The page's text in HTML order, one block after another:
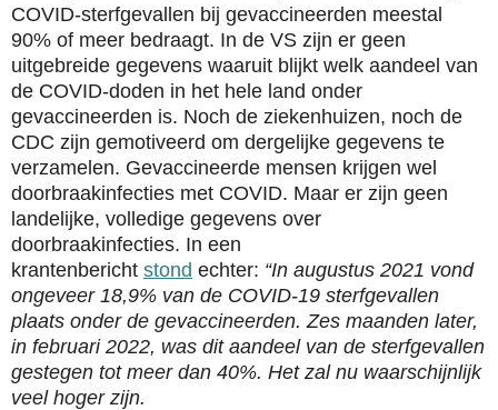
COVID-sterfgevallen bij gevaccineerden meestal
90% of meer bedraagt. In de VS zijn er geen
uitgebreide gegevens waaruit blijkt welk aandeel van
de COVID-doden in het hele land onder
gevaccineerden is. Noch de ziekenhuizen, noch de
CDC zijn gemotiveerd om dergelijke gegevens te
verzamelen. Gevaccineerde mensen krijgen wel
doorbraakinfecties met COVID. Maar er zijn geen
landelijke, volledige gegevens over
doorbraakinfecties. In een
krantenbericht stond echter: “In augustus 2021 vond
ongeveer 18,9% van de COVID-19 sterfgevallen
plaats onder de gevaccineerden. Zes maanden later,
in februari 2022, was dit aandeel van de sterfgevallen
gestegen tot meer dan 40%. Het zal nu waarschijnlijk
veel hoger zijn.